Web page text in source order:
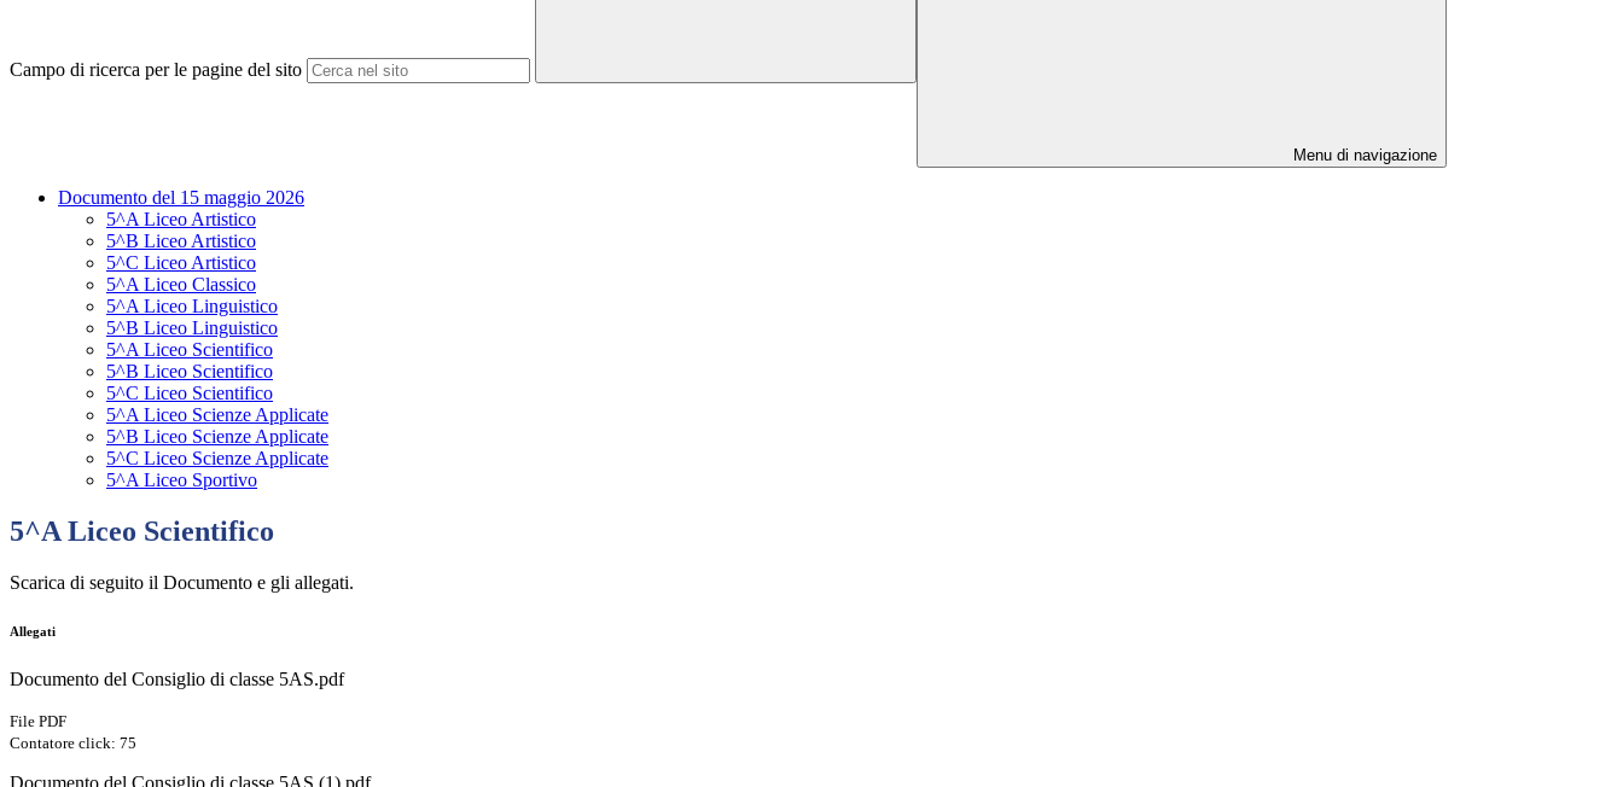
Campo di ricerca per le pagine del sito
Menu di navigazione
Documento del 15 maggio 2026
5^A Liceo Artistico
5^B Liceo Artistico
5^C Liceo Artistico
5^A Liceo Classico
5^A Liceo Linguistico
5^B Liceo Linguistico
5^A Liceo Scientifico
5^B Liceo Scientifico
5^C Liceo Scientifico
5^A Liceo Scienze Applicate
5^B Liceo Scienze Applicate
5^C Liceo Scienze Applicate
5^A Liceo Sportivo
5^A Liceo Scientifico
Scarica di seguito il Documento e gli allegati.
Allegati
Documento del Consiglio di classe 5AS.pdf
File PDF
Contatore click: 75
Documento del Consiglio di classe 5AS (1).pdf